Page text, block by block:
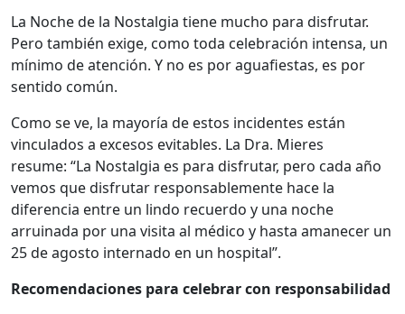
La Noche de la Nostalgia tiene mucho para disfrutar.
Pero también exige, como toda celebración intensa, un
mínimo de atención. Y no es por aguafiestas, es por
sentido común.
Como se ve, la mayoría de estos incidentes están
vinculados a excesos evitables. La Dra. Mieres
resume: “La Nostalgia es para disfrutar, pero cada año
vemos que disfrutar responsablemente hace la
diferencia entre un lindo recuerdo y una noche
arruinada por una visita al médico y hasta amanecer un
25 de agosto internado en un hospital”.
Recomendaciones para celebrar con responsabilidad